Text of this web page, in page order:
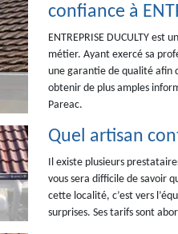
confiance à
ENTREPRISE DUCULTY
métier. Ayant exercé sa
une garantie de qualité afin
obtenir de plus amples
Pareac.
Quel artisan
Il existe plusieurs
vous sera difficile de savoir
cette localité, c’est vers
surprises. Ses tarifs sont